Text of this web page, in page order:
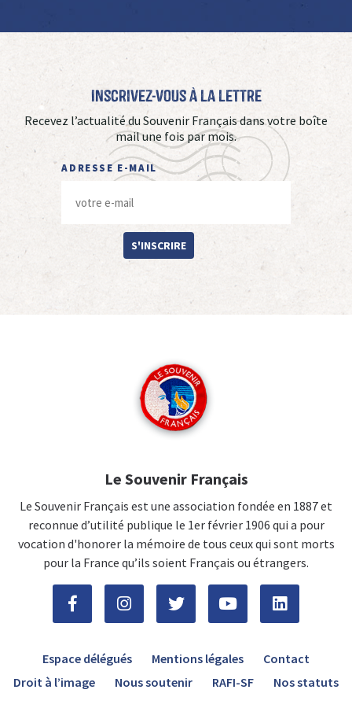
Inscrivez-vous à La Lettre
Recevez l’actualité du Souvenir Français dans votre boîte
mail une fois par mois.
ADRESSE E-MAIL
S'INSCRIRE
Le Souvenir Français
Le Souvenir Français est une association fondée en 1887 et
reconnue d’utilité publique le 1er février 1906 qui a pour
vocation d'honorer la mémoire de tous ceux qui sont morts
pour la France qu’ils soient Français ou étrangers.
Espace délégués Mentions légales
Contact
Droit à l’image
Nous soutenir RAFI-SF Nos statuts